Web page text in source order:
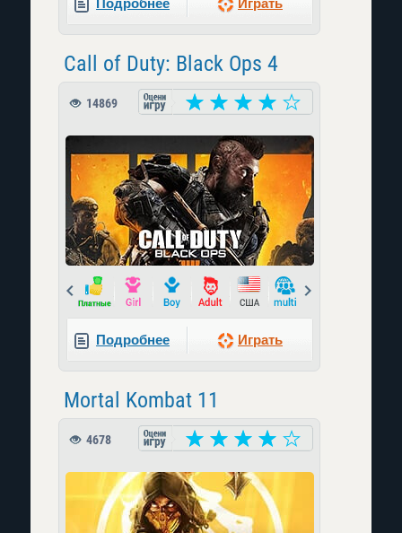
Подробнее Играть
Call of Duty: Black Ops 4
14869
Prev
Подробнее Играть
Mortal Kombat 11
4678